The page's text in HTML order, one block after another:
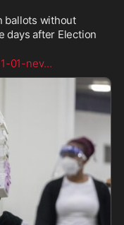
ballots without
days after Election
01-nev...